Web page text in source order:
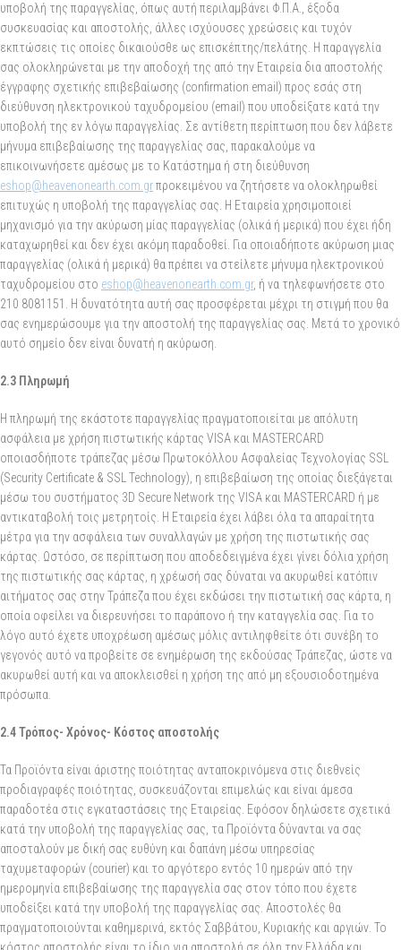
υποβολή της παραγγελίας, όπως αυτή περιλαμβάνει Φ.Π.Α., έξοδα
συσκευασίας και αποστολής, άλλες ισχύουσες χρεώσεις και τυχόν
εκπτώσεις τις οποίες δικαιούσθε ως επισκέπτης/πελάτης. Η παραγγελία
σας ολοκληρώνεται με την αποδοχή της από την Εταιρεία δια αποστολής
έγγραφης σχετικής επιβεβαίωσης (confirmation email) προς εσάς στη
διεύθυνση ηλεκτρονικού ταχυδρομείου (email) που υποδείξατε κατά την
υποβολή της εν λόγω παραγγελίας. Σε αντίθετη περίπτωση που δεν λάβετε
μήνυμα επιβεβαίωσης της παραγγελίας σας, παρακαλούμε να
επικοινωνήσετε αμέσως με το Κατάστημα ή στη διεύθυνση
eshop@heavenonearth.com.grπροκειμένου να ζητήσετε να ολοκληρωθεί
επιτυχώς η υποβολή της παραγγελίας σας. Η Εταιρεία χρησιμοποιεί
μηχανισμό για την ακύρωση μίας παραγγελίας (ολικά ή μερικά) που έχει ήδη
καταχωρηθεί και δεν έχει ακόμη παραδοθεί. Για οποιαδήποτε ακύρωση μιας
παραγγελίας (ολικά ή μερικά) θα πρέπει να στείλετε μήνυμα ηλεκτρονικού
ταχυδρομείου στο eshop@heavenonearth.com.gr, ή να τηλεφωνήσετε στο
210 8081151. Η δυνατότητα αυτή σας προσφέρεται μέχρι τη στιγμή που θα
σας ενημερώσουμε για την αποστολή της παραγγελίας σας. Μετά το χρονικό
αυτό σημείο δεν είναι δυνατή η ακύρωση.
2.3 Πληρωμή
Η πληρωμή της εκάστοτε παραγγελίας πραγματοποιείται με απόλυτη
ασφάλεια με χρήση πιστωτικής κάρτας VISA και MASTERCARD
οποιασδήποτε τράπεζας μέσω Πρωτοκόλλου Ασφαλείας Τεχνολογίας SSL
(Security Certificate & SSL Technology), η επιβεβαίωση της οποίας διεξάγεται
μέσω του συστήματος 3D Secure Network της VISA και MASTERCARD ή με
αντικαταβολή τοις μετρητοίς. Η Εταιρεία έχει λάβει όλα τα απαραίτητα
μέτρα για την ασφάλεια των συναλλαγών με χρήση της πιστωτικής σας
κάρτας. Ωστόσο, σε περίπτωση που αποδεδειγμένα έχει γίνει δόλια χρήση
της πιστωτικής σας κάρτας, η χρέωσή σας δύναται να ακυρωθεί κατόπιν
αιτήματος σας στην Τράπεζα που έχει εκδώσει την πιστωτική σας κάρτα, η
οποία οφείλει να διερευνήσει το παράπονο ή την καταγγελία σας. Για το
λόγο αυτό έχετε υποχρέωση αμέσως μόλις αντιληφθείτε ότι συνέβη το
γεγονός αυτό να προβείτε σε ενημέρωση της εκδούσας Τράπεζας, ώστε να
ακυρωθεί αυτή και να αποκλεισθεί η χρήση της από μη εξουσιοδοτημένα
πρόσωπα.
2.4 Τρόπος- Χρόνος- Κόστος αποστολής
Τα Προϊόντα είναι άριστης ποιότητας ανταποκρινόμενα στις διεθνείς
προδιαγραφές ποιότητας, συσκευάζονται επιμελώς και είναι άμεσα
παραδοτέα στις εγκαταστάσεις της Εταιρείας. Εφόσον δηλώσετε σχετικά
κατά την υποβολή της παραγγελίας σας, τα Προϊόντα δύνανται να σας
αποσταλούν με δική σας ευθύνη και δαπάνη μέσω υπηρεσίας
ταχυμεταφορών (courier) και το αργότερο εντός 10 ημερών από την
ημερομηνία επιβεβαίωσης της παραγγελία σας στον τόπο που έχετε
υποδείξει κατά την υποβολή της παραγγελίας σας. Αποστολές θα
πραγματοποιούνται καθημερινά, εκτός Σαββάτου, Κυριακής και αργιών. Το